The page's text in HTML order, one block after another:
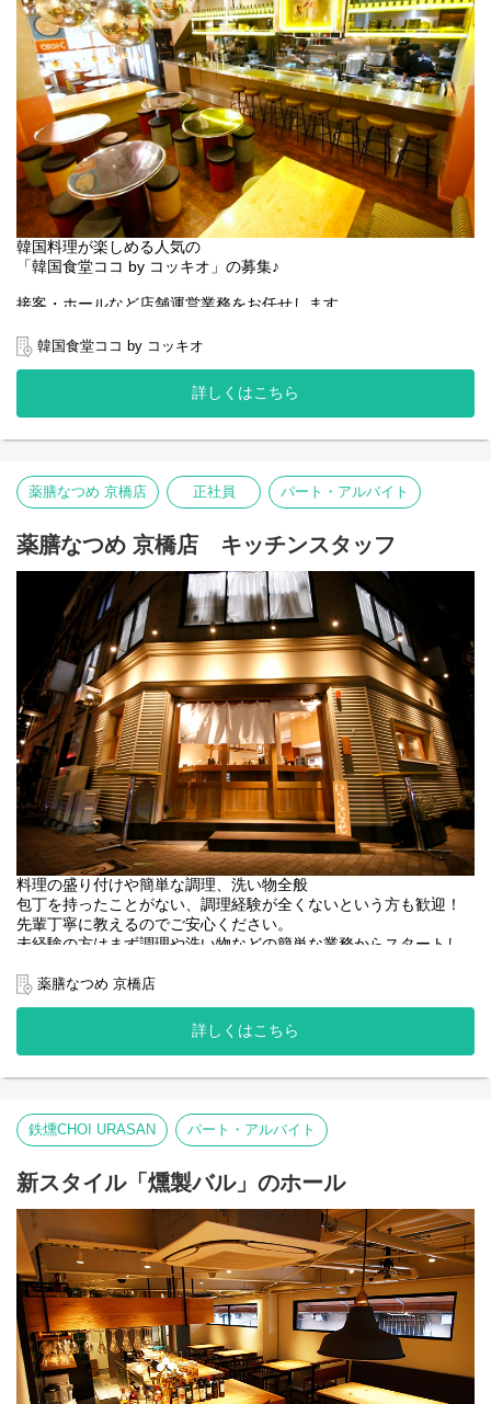
韓国料理が楽しめる人気の
「韓国食堂ココ by コッキオ」の募集♪
接客・ホールなど店舗運営業務をお任せします。
・お客様エスコート
・ドリンクやフードの注文対応、提供サービス
・アルバイトのマネジメント、シフト管理
・店舗運営業務全般 など
韓国食堂ココ by コッキオ
詳しくはこちら
薬膳なつめ 京橋店 正社員 パート・アルバイト
薬膳なつめ 京橋店 キッチンスタッフ
料理の盛り付けや簡単な調理、洗い物全般
包丁を持ったことがない、調理経験が全くないという方も歓迎！
先輩丁寧に教えるのでご安心ください。
未経験の方はまず調理や洗い物などの簡単な業務からスタートし
カウンター10席、テーブル4席のお店なので、キッチン業務だけで
はなく、接客もお願いします。
経験者の方あなたのスキルを活かして、即戦力として活躍してく
ださい！
薬膳なつめ 京橋店
詳しくはこちら
鉄燻CHOI URASAN パート・アルバイト
新スタイル「燻製バル」のホール